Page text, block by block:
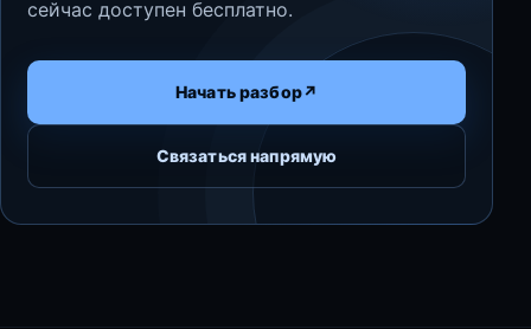
сейчас доступен бесплатно.
Начать разбор↗
Связаться напрямую